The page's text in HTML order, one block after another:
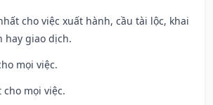
cho việc xuất hành, cầu tài lộc, khai
hay giao dịch.
mọi việc.
cho mọi việc.